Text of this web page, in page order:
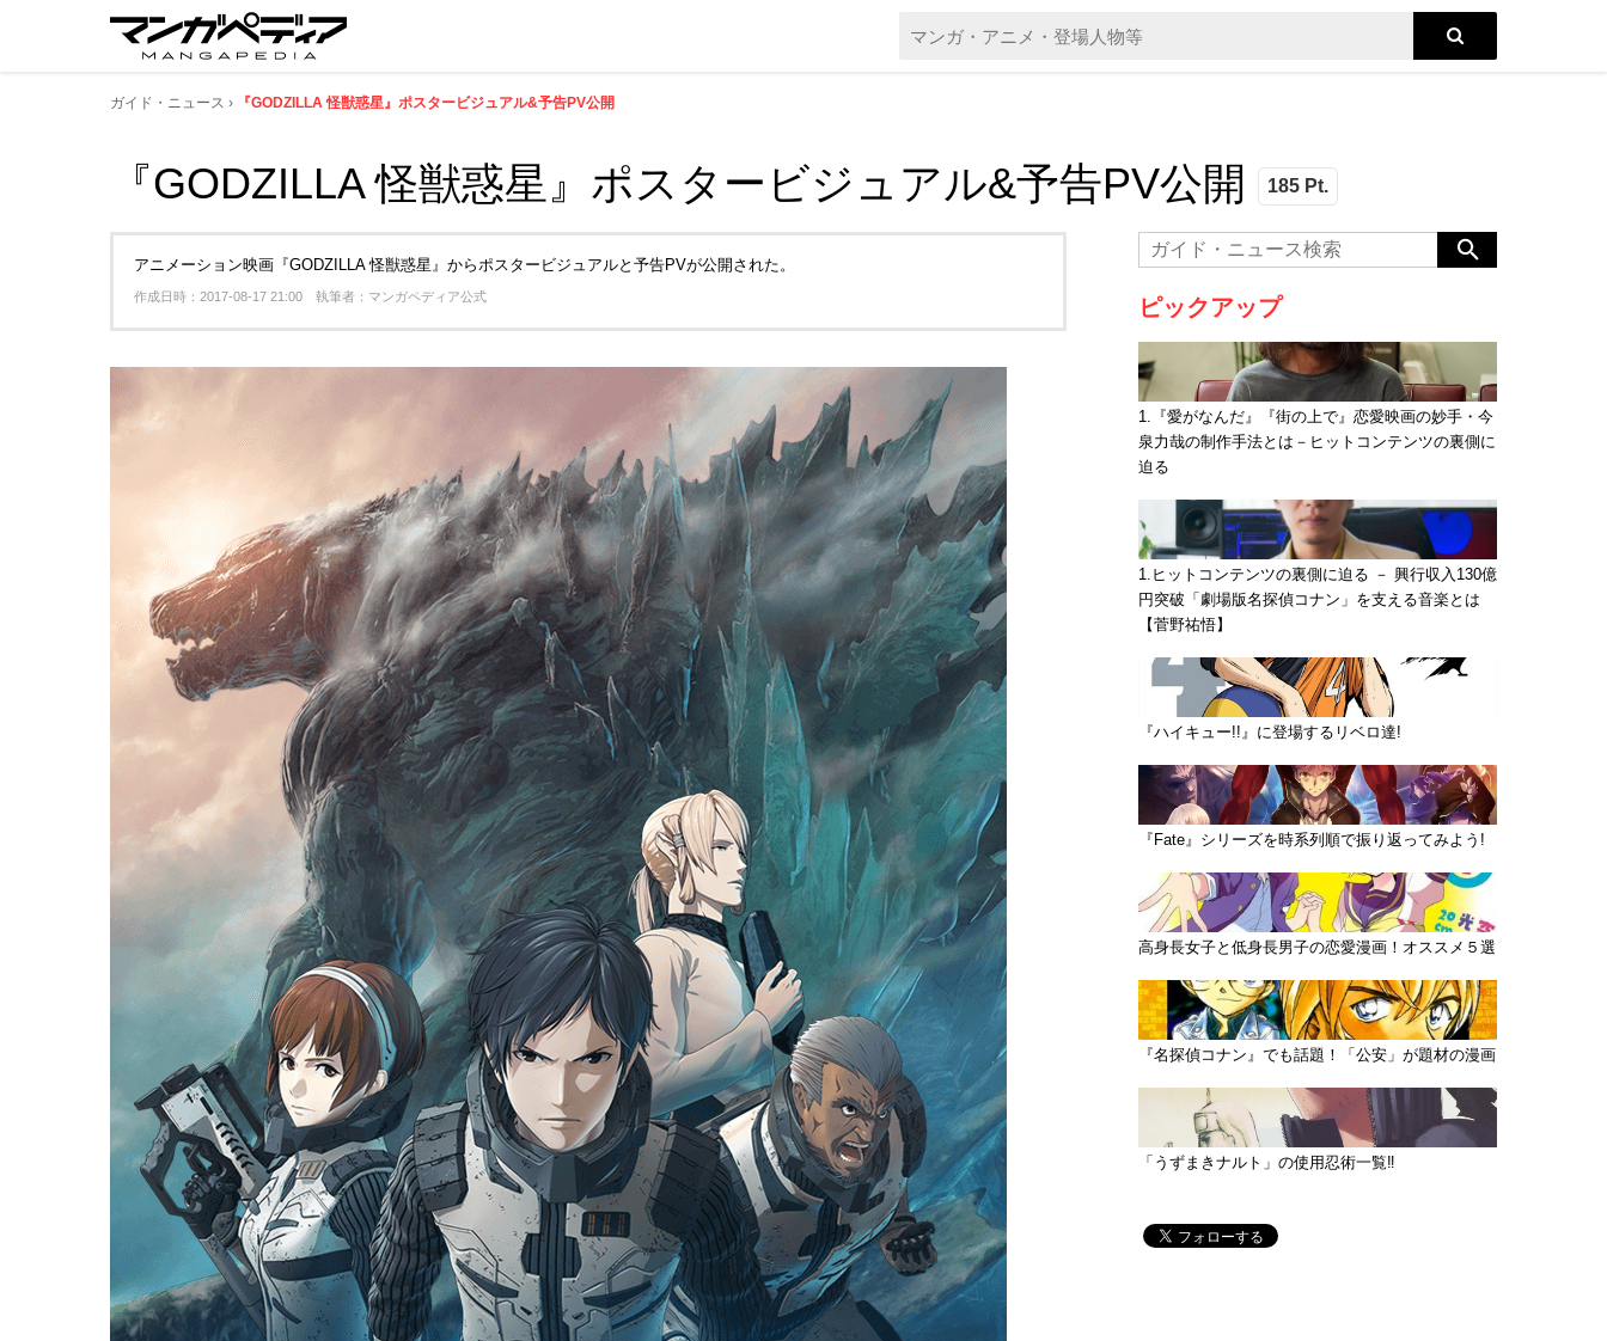
ガイド・ニュース 『GODZILLA 怪獣惑星』ポスタービジュアル&予告PV公開
『GODZILLA 怪獣惑星』ポスタービジュアル&予告PV公開 185 Pt.
アニメーション映画『GODZILLA 怪獣惑星』からポスタービジュアルと予告PVが公開された。
作成日時：2017-08-17 21:00 執筆者：マンガペディア公式 ピックアップ
1.『愛がなんだ』『街の上で』恋愛映画の妙手・今
泉力哉の制作手法とは－ヒットコンテンツの裏側に
迫る
1.ヒットコンテンツの裏側に迫る － 興行収入130億
円突破「劇場版名探偵コナン」を支える音楽とは
【菅野祐悟】
『ハイキュー!!』に登場するリベロ達!
『Fate』シリーズを時系列順で振り返ってみよう!
高身長女子と低身長男子の恋愛漫画！オススメ５選
『名探偵コナン』でも話題！「公安」が題材の漫画
「うずまきナルト」の使用忍術一覧‼